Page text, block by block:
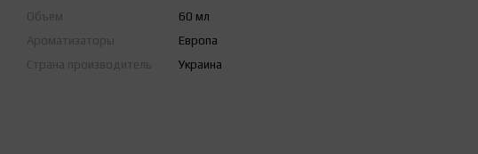
Объем
60 мл
Ароматизаторы
Европа
Страна производитель
Украина